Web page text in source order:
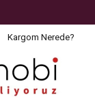
Kargom Nerede?